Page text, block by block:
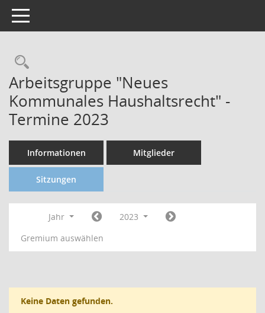
Toggle navigation
Arbeitsgruppe "Neues
Kommunales Haushaltsrecht" -
Termine 2023
Informationen Mitglieder
Sitzungen
Jahr
2023
Gremium auswählen
Keine Daten gefunden.